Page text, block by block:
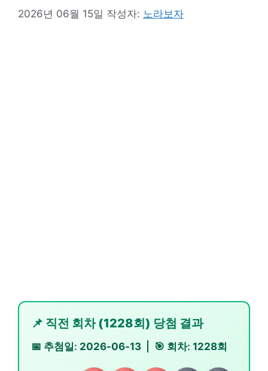
2026년 06월 15일 작성자: 노라보자
📌 직전 회차 (1228회) 당첨 결과
📅 추첨일: 2026-06-13 | 🎯 회차: 1228회